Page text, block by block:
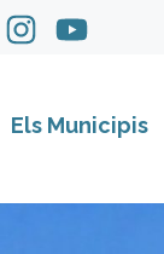
Els Municipis